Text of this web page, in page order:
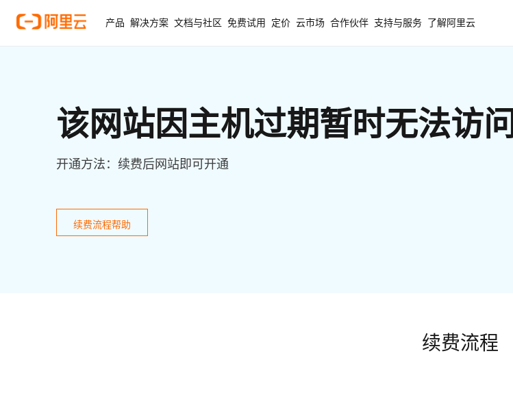
产品 解决方案 文档与社区 免费试用 定价 云市场 合作伙伴 支持与服务 了解阿里云
该网站因主机过期暂时无法访
开通方法：续费后网站即可开通
续费流程帮助
续费流程